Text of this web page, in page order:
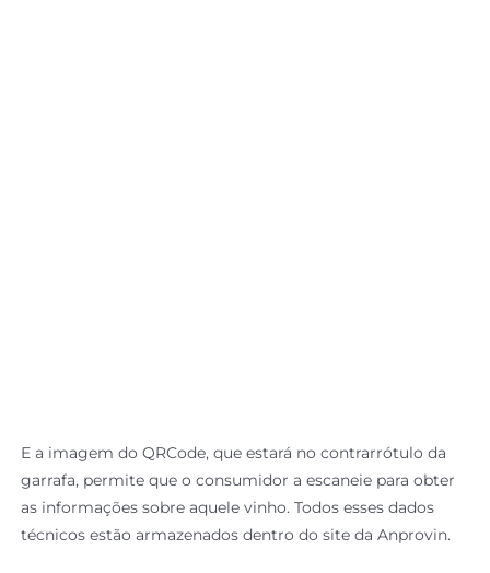
E a imagem do QRCode, que estará no contrarrótulo da
garrafa, permite que o consumidor a escaneie para obter
as informações sobre aquele vinho. Todos esses dados
técnicos estão armazenados dentro do site da Anprovin.